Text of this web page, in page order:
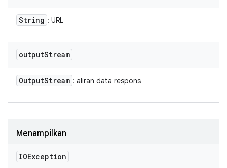
String : URL
outputStream
OutputStream : aliran data respons
Menampilkan
IOException